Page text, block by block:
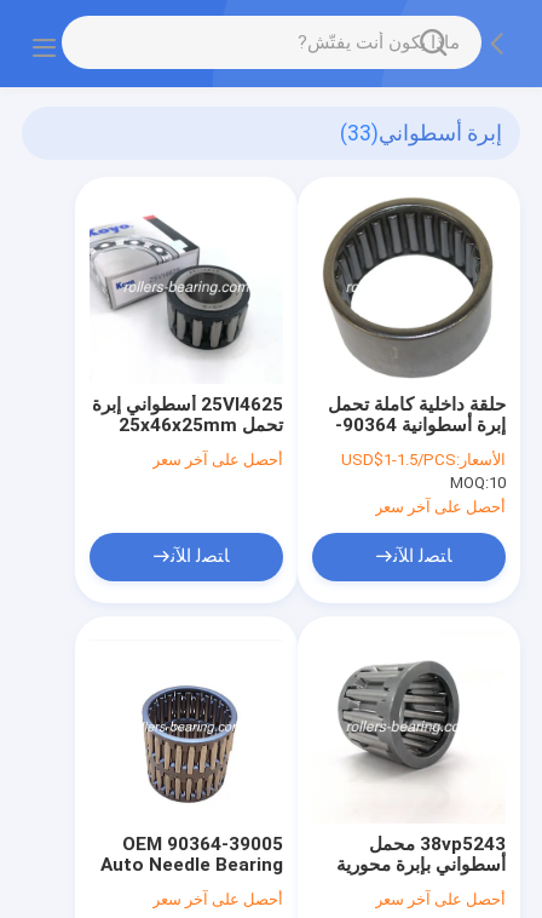
إبرة أسطواني(33)
25VI4625 أسطواني إبرة
تحمل 25x46x25mm
ISO2000
أحصل على آخر سعر
ﺎﺘﺼﻟ ﺍﻶﻧ
حلقة داخلية كاملة تحمل
إبرة أسطوانية 90364-
33011
الأسعار:USD$1-1.5/PCS
MOQ:10
أحصل على آخر سعر
ﺎﺘﺼﻟ ﺍﻶﻧ
OEM 90364-39005
Auto Needle Bearing
39mm لتويوتا Hzj79
أحصل على آخر سعر
38vp5243 محمل
أسطواني بإبرة محورية
38012
أحصل على آخر سعر